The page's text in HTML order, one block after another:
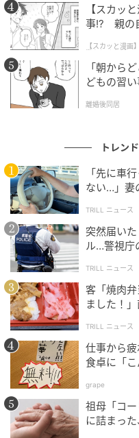
見えますね。洗練され
着こなすその美しさは
を重ねるごとに深みを
みへと進化し続ける山
新しい景色がますます
重岡大毅がAI
秒で完全犯罪
の記事をも
【スカッ
事!? 親の
【スカッと漫画
懲らしめた話
「朝から
どもの習
離婚後同居
トレン
「先に車
ない…」妻
TRILL ニュース
突然届い
ル…警視庁
TRILL ニュース
客「焼肉
ました！
験談2選＞
TRILL ニュース
仕事から
食卓に「
grape
祖母「コ
に詰まっ